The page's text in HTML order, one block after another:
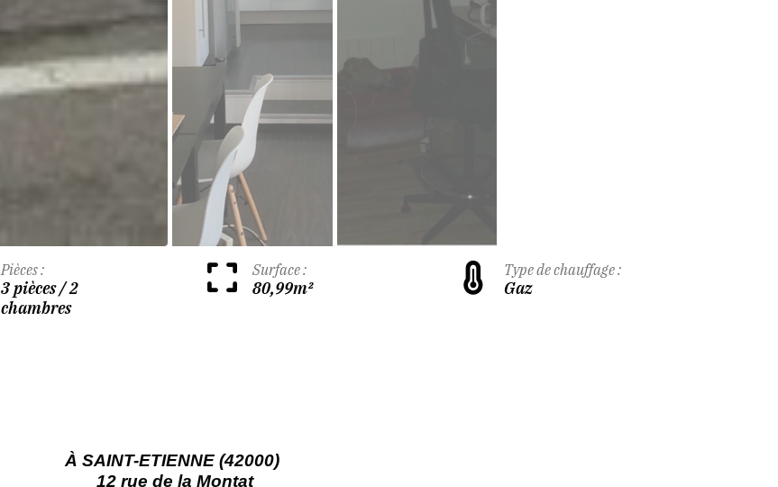
Pièces :
3 pièces / 2
chambres
Surface :
80,99m²
Type de chauffage :
Gaz
À SAINT-ETIENNE (42000)
12 rue de la Montat